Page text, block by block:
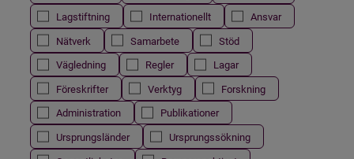
Lagstiftning
Internationellt
Ansvar
Nätverk
Samarbete
Stöd
Vägledning
Regler
Lagar
Föreskrifter
Verktyg
Forskning
Administration
Publikationer
Ursprungsländer
Ursprungssökning